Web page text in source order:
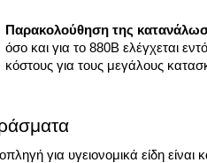
Παρακολούθηση της
όσο και για το 880B ελέγχεται
κόστους για τους μεγάλους
για υγειονομικά είδη είναι